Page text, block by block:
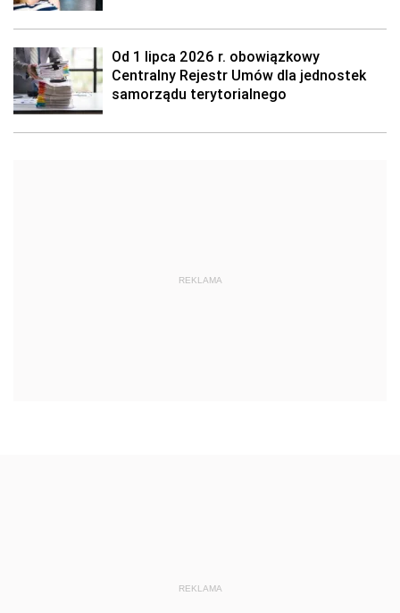
Od 1 lipca 2026 r. obowiązkowy
Centralny Rejestr Umów dla jednostek
samorządu terytorialnego
REKLAMA
REKLAMA